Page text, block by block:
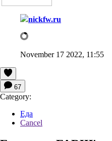
nickfw.ru
November 17 2022, 11:55
67
Category:
Еда
Cancel